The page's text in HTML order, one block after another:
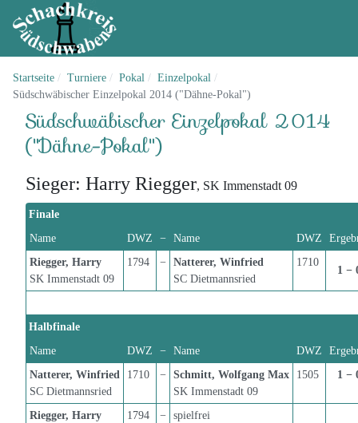
Startseite Turniere Pokal
Einzelpokal
Südschwäbischer Einzelpokal 2014 ("Dähne-Pokal")
Südschwäbischer Einzelpokal 2014
("Dähne-Pokal")
Sieger: Harry Riegger, SK Immenstadt 09
Finale
Name
DWZ − Name DWZ
Riegger, Harry
SK Immenstadt 09
1794 − Natterer, Winfried
SC Dietmannsried
1710
1 −
Halbfinale
Name
DWZ − Name DWZ
Natterer, Winfried
SC Dietmannsried
1710 − Schmitt, Wolfgang Max
SK Immenstadt 09
1505 1 −
Riegger, Harry
1794 − spielfrei